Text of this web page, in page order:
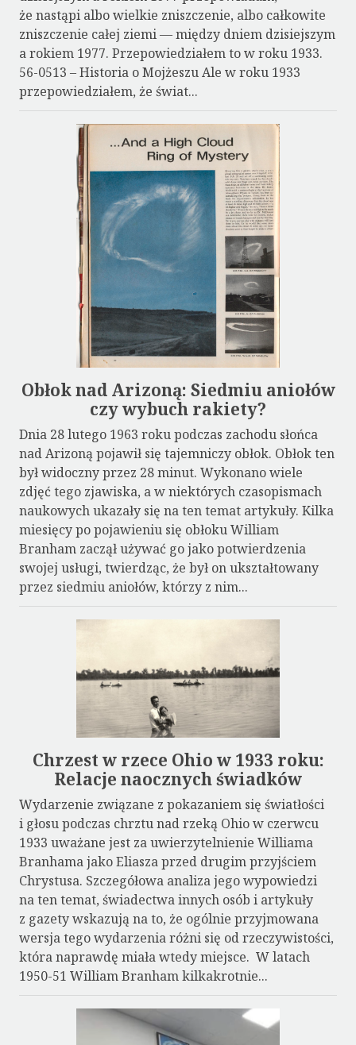
że nastąpi albo wielkie zniszczenie, albo całkowite
zniszczenie całej ziemi — między dniem dzisiejszym
a rokiem 1977. Przepowiedziałem to w roku 1933.
56-0513 – Historia o Mojżeszu Ale w roku 1933
przepowiedziałem, że świat...
Obłok nad Arizoną: Siedmiu aniołów
czy wybuch rakiety?
Dnia 28 lutego 1963 roku podczas zachodu słońca
nad Arizoną pojawił się tajemniczy obłok. Obłok ten
był widoczny przez 28 minut. Wykonano wiele
zdjęć tego zjawiska, a w niektórych czasopismach
naukowych ukazały się na ten temat artykuły. Kilka
miesięcy po pojawieniu się obłoku William
Branham zaczął używać go jako potwierdzenia
swojej usługi, twierdząc, że był on ukształtowany
przez siedmiu aniołów, którzy z nim...
Chrzest w rzece Ohio w 1933 roku:
Relacje naocznych świadków
Wydarzenie związane z pokazaniem się światłości
i głosu podczas chrztu nad rzeką Ohio w czerwcu
1933 uważane jest za uwierzytelnienie Williama
Branhama jako Eliasza przed drugim przyjściem
Chrystusa. Szczegółowa analiza jego wypowiedzi
na ten temat, świadectwa innych osób i artykuły
z gazety wskazują na to, że ogólnie przyjmowana
wersja tego wydarzenia różni się od rzeczywistości,
która naprawdę miała wtedy miejsce. W latach
1950-51 William Branham kilkakrotnie...